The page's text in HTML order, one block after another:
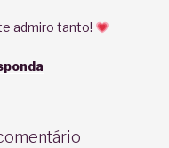
admiro tanto!